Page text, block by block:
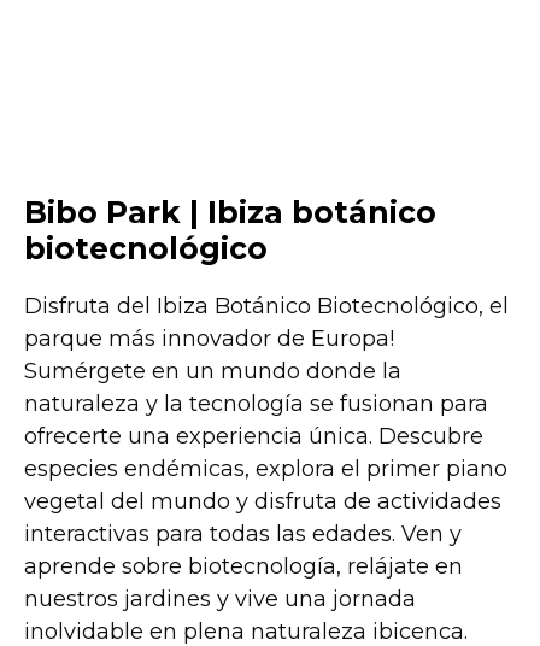
Bibo Park | Ibiza botánico
biotecnológico
Disfruta del Ibiza Botánico Biotecnológico, el
parque más innovador de Europa!
Sumérgete en un mundo donde la
naturaleza y la tecnología se fusionan para
ofrecerte una experiencia única. Descubre
especies endémicas, explora el primer piano
vegetal del mundo y disfruta de actividades
interactivas para todas las edades. Ven y
aprende sobre biotecnología, relájate en
nuestros jardines y vive una jornada
inolvidable en plena naturaleza ibicenca.